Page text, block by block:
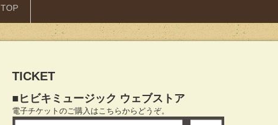
TOP
TICKET
■ヒビキミュージック ウェブストア
電子チケットのご購入はこちらからどうぞ。